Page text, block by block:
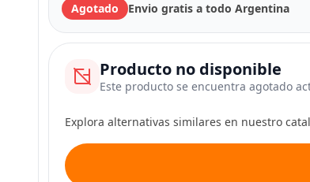
Agotado Envio gratis a todo Argentina
Producto no disponible
Este producto se encuentra agotado
Explora alternativas similares en nuestro